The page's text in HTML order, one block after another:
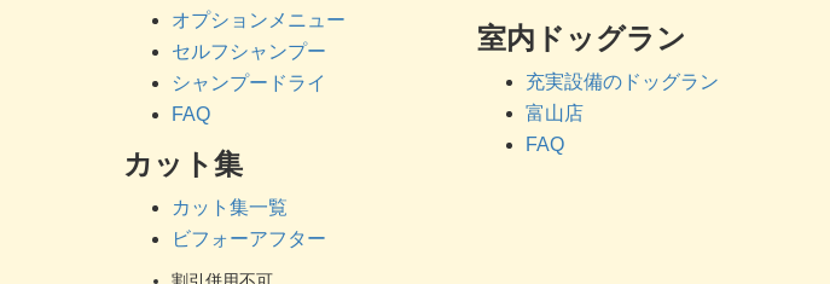
オプションメニュー
セルフシャンプー
シャンプードライ
FAQ
カット集
カット集一覧
ビフォーアフター
室内ドッグラン
充実設備のドッグラン
富山店
FAQ